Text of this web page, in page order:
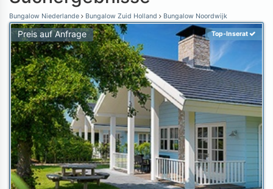
Bungalow Niederlande Bungalow Zuid Holland Bungalow Noordwijk
Preis auf Anfrage Top-Inserat